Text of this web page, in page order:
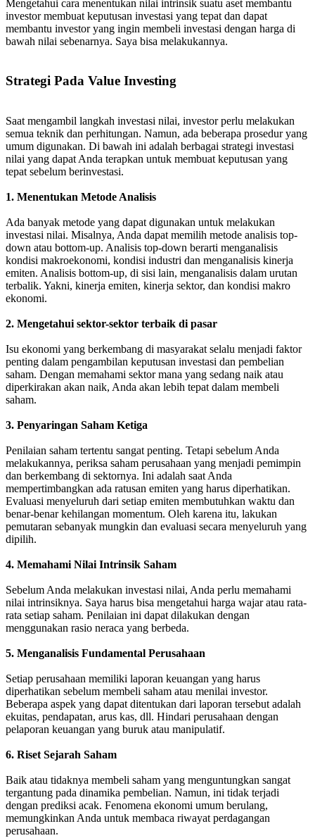
Mengetahui cara menentukan nilai intrinsik suatu aset membantu
investor membuat keputusan investasi yang tepat dan dapat
membantu investor yang ingin membeli investasi dengan harga di
bawah nilai sebenarnya. Saya bisa melakukannya.
Strategi Pada Value Investing
Saat mengambil langkah investasi nilai, investor perlu melakukan
semua teknik dan perhitungan. Namun, ada beberapa prosedur yang
umum digunakan. Di bawah ini adalah berbagai strategi investasi
nilai yang dapat Anda terapkan untuk membuat keputusan yang
tepat sebelum berinvestasi.
1. Menentukan Metode Analisis
Ada banyak metode yang dapat digunakan untuk melakukan
investasi nilai. Misalnya, Anda dapat memilih metode analisis top-
down atau bottom-up. Analisis top-down berarti menganalisis
kondisi makroekonomi, kondisi industri dan menganalisis kinerja
emiten. Analisis bottom-up, di sisi lain, menganalisis dalam urutan
terbalik. Yakni, kinerja emiten, kinerja sektor, dan kondisi makro
ekonomi.
2. Mengetahui sektor-sektor terbaik di pasar
Isu ekonomi yang berkembang di masyarakat selalu menjadi faktor
penting dalam pengambilan keputusan investasi dan pembelian
saham. Dengan memahami sektor mana yang sedang naik atau
diperkirakan akan naik, Anda akan lebih tepat dalam membeli
saham.
3. Penyaringan Saham Ketiga
Penilaian saham tertentu sangat penting. Tetapi sebelum Anda
melakukannya, periksa saham perusahaan yang menjadi pemimpin
dan berkembang di sektornya. Ini adalah saat Anda
mempertimbangkan ada ratusan emiten yang harus diperhatikan.
Evaluasi menyeluruh dari setiap emiten membutuhkan waktu dan
benar-benar kehilangan momentum. Oleh karena itu, lakukan
pemutaran sebanyak mungkin dan evaluasi secara menyeluruh yang
dipilih.
4. Memahami Nilai Intrinsik Saham
Sebelum Anda melakukan investasi nilai, Anda perlu memahami
nilai intrinsiknya. Saya harus bisa mengetahui harga wajar atau rata-
rata setiap saham. Penilaian ini dapat dilakukan dengan
menggunakan rasio neraca yang berbeda.
5. Menganalisis Fundamental Perusahaan
Setiap perusahaan memiliki laporan keuangan yang harus
diperhatikan sebelum membeli saham atau menilai investor.
Beberapa aspek yang dapat ditentukan dari laporan tersebut adalah
ekuitas, pendapatan, arus kas, dll. Hindari perusahaan dengan
pelaporan keuangan yang buruk atau manipulatif.
6. Riset Sejarah Saham
Baik atau tidaknya membeli saham yang menguntungkan sangat
tergantung pada dinamika pembelian. Namun, ini tidak terjadi
dengan prediksi acak. Fenomena ekonomi umum berulang,
memungkinkan Anda untuk membaca riwayat perdagangan
perusahaan.